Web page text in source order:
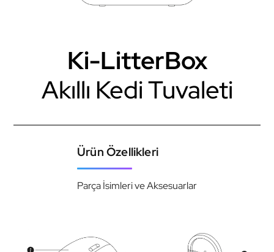
Ki-LitterBox
Akıllı Kedi Tuvaleti
Ürün Özellikleri
Parça İsimleri ve Aksesuarlar